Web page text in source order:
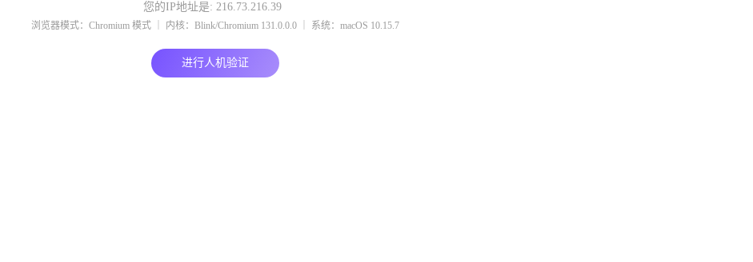
您的IP地址是: 216.73.216.39
浏览器模式：Chromium 模式 ｜ 内核：Blink/Chromium 131.0.0.0 ｜ 系统：macOS 10.15.7
进行人机验证